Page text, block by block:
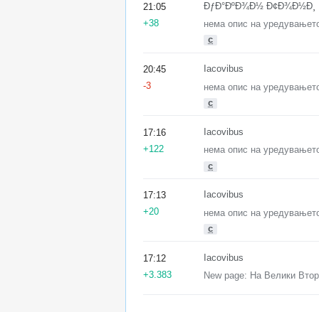
ÐƒÐ°ÐºÐ¾Ð½ Ð¢Ð¾Ð½Ð¸
нема опис на
с
21:05
+38
Iacovibus
нема опис на
с
20:45
-3
Iacovibus
нема опис на
с
17:16
+122
Iacovibus
нема опис на
с
17:13
+20
Iacovibus
New page: На Велики
17:12
+3.383